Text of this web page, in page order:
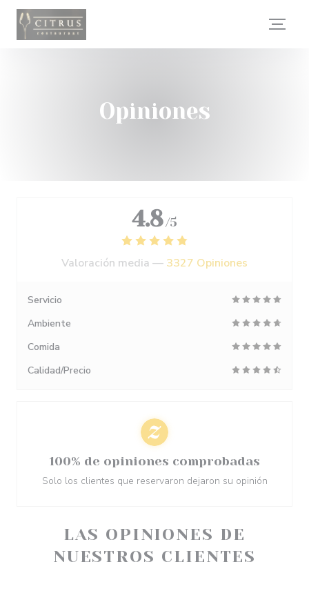
Personalización de sus opciones de cookies
Opiniones
LAS OPINIONES DE
NUESTROS CLIENTES
4.8 /5
Valoración media — 3327 Opiniones
Servicio
Ambiente
Comida
Calidad/Precio
100% de opiniones comprobadas
Solo los clientes que reservaron dejaron su opinión